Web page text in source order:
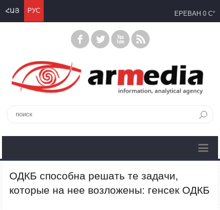
ՀԱՅ РУС ЕРЕВАН 0 C°
ОДКБ способна решать те задачи,
которые на нее возложены: генсек ОДКБ